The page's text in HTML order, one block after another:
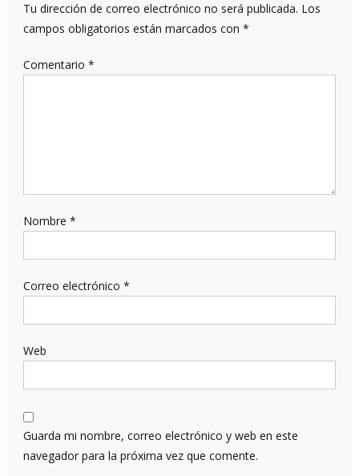
Tu dirección de correo electrónico no será publicada. Los
campos obligatorios están marcados con *
Comentario *
Nombre *
Correo electrónico *
Web
Guarda mi nombre, correo electrónico y web en este
navegador para la próxima vez que comente.